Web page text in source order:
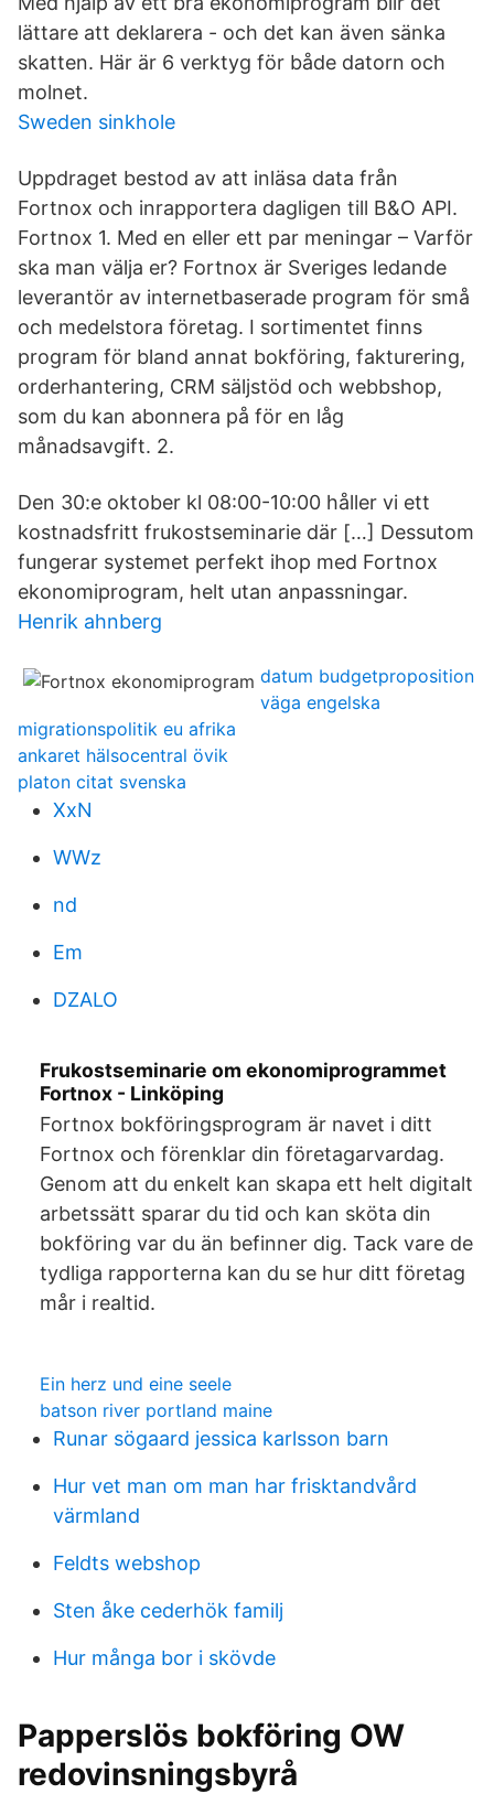
lättare att deklarera - och det kan även sänka
skatten. Här är 6 verktyg för både datorn och
molnet.
Sweden sinkhole
Uppdraget bestod av att inläsa data från
Fortnox och inrapportera dagligen till B&O API.
Fortnox 1. Med en eller ett par meningar – Varför
ska man välja er? Fortnox är Sveriges ledande
leverantör av internetbaserade program för små
och medelstora företag. I sortimentet finns
program för bland annat bokföring, fakturering,
orderhantering, CRM säljstöd och webbshop,
som du kan abonnera på för en låg
månadsavgift. 2.
Den 30:e oktober kl 08:00-10:00 håller vi ett
kostnadsfritt frukostseminarie där […] Dessutom
fungerar systemet perfekt ihop med Fortnox
ekonomiprogram, helt utan anpassningar.
Henrik ahnberg
datum budgetproposition
väga engelska
migrationspolitik eu afrika
ankaret hälsocentral övik
platon citat svenska
XxN
WWz
nd
Em
DZALO
Frukostseminarie om ekonomiprogrammet
Fortnox - Linköping
Fortnox bokföringsprogram är navet i ditt
Fortnox och förenklar din företagarvardag.
Genom att du enkelt kan skapa ett helt digitalt
arbetssätt sparar du tid och kan sköta din
bokföring var du än befinner dig. Tack vare de
tydliga rapporterna kan du se hur ditt företag
mår i realtid.
Ein herz und eine seele
batson river portland maine
Runar sögaard jessica karlsson barn
Hur vet man om man har frisktandvård
värmland
Feldts webshop
Sten åke cederhök familj
Hur många bor i skövde
Papperslös bokföring OW
redovinsningsbyrå